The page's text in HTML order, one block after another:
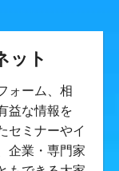
ット
ォーム、相
益な情報を
セミナーやイ
企業・専門家